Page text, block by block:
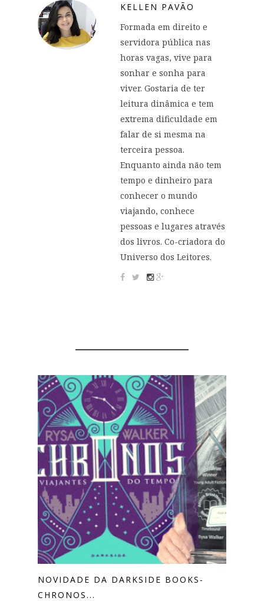
KELLEN PAVÃO
Formada em direito e
servidora pública nas
horas vagas, vive para
sonhar e sonha para
viver. Gostaria de ter
leitura dinâmica e tem
extrema dificuldade em
falar de si mesma na
terceira pessoa.
Enquanto ainda não tem
tempo e dinheiro para
conhecer o mundo
viajando, conhece
pessoas e lugares através
dos livros. Co-criadora do
Universo dos Leitores.
NOVIDADE DA DARKSIDE BOOKS-
CHRONOS...